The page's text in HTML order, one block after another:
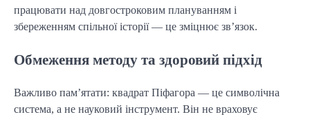
працювати над довгостроковим плануванням і
збереженням спільної історії — це зміцнює зв’язок.
Обмеження методу та здоровий підхід
Важливо пам’ятати: квадрат Піфагора — це символічна
система, а не науковий інструмент. Він не враховує